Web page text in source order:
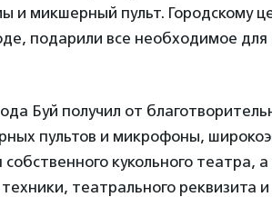
и микшерный пульт. Городскому
подарили все необходимое для
Буй получил от
пультов и микрофоны,
кукольного театра,
театрального реквизита и